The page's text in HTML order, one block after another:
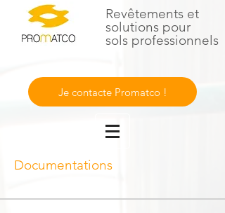
Revêtements et
solutions pour
sols professionnels
Je contacte Promatco !
Documentations